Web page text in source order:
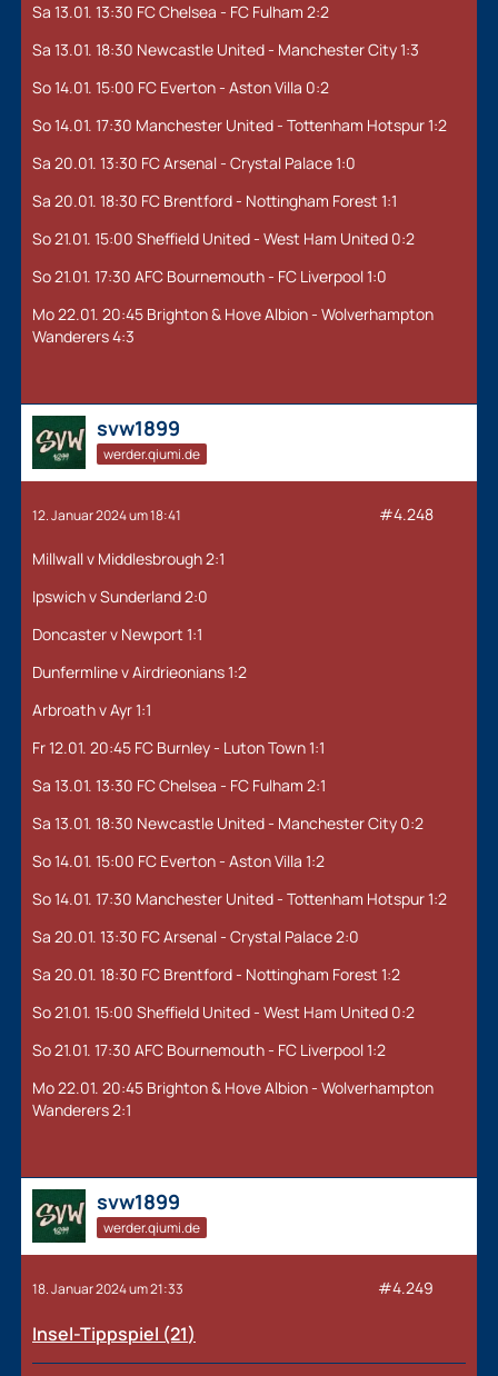
Sa 13.01. 13:30 FC Chelsea - FC Fulham 2:2
Sa 13.01. 18:30 Newcastle United - Manchester City 1:3
So 14.01. 15:00 FC Everton - Aston Villa 0:2
So 14.01. 17:30 Manchester United - Tottenham Hotspur 1:2
Sa 20.01. 13:30 FC Arsenal - Crystal Palace 1:0
Sa 20.01. 18:30 FC Brentford - Nottingham Forest 1:1
So 21.01. 15:00 Sheffield United - West Ham United 0:2
So 21.01. 17:30 AFC Bournemouth - FC Liverpool 1:0
Mo 22.01. 20:45 Brighton & Hove Albion - Wolverhampton
Wanderers 4:3
svw1899
werder.qiumi.de
12. Januar 2024 um 18:41 #4.248
Millwall v Middlesbrough 2:1
Ipswich v Sunderland 2:0
Doncaster v Newport 1:1
Dunfermline v Airdrieonians 1:2
Arbroath v Ayr 1:1
Fr 12.01. 20:45 FC Burnley - Luton Town 1:1
Sa 13.01. 13:30 FC Chelsea - FC Fulham 2:1
Sa 13.01. 18:30 Newcastle United - Manchester City 0:2
So 14.01. 15:00 FC Everton - Aston Villa 1:2
So 14.01. 17:30 Manchester United - Tottenham Hotspur 1:2
Sa 20.01. 13:30 FC Arsenal - Crystal Palace 2:0
Sa 20.01. 18:30 FC Brentford - Nottingham Forest 1:2
So 21.01. 15:00 Sheffield United - West Ham United 0:2
So 21.01. 17:30 AFC Bournemouth - FC Liverpool 1:2
Mo 22.01. 20:45 Brighton & Hove Albion - Wolverhampton
Wanderers 2:1
svw1899
werder.qiumi.de
18. Januar 2024 um 21:33 #4.249
Insel-Tippspiel (21)